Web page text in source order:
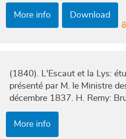
More info Download
(1840). L'Escaut et la Lys:
présenté par M. le Ministre
décembre 1837. H. Remy:
More info